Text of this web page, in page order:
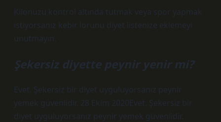
Kilonuzu kontrol altında tutmak veya spor yapmak
istiyorsanız kebir lorunu diyet listenize eklemeyi
unutmayın.
Şekersiz diyette peynir yenir mi?
Evet. Şekersiz bir diyet uyguluyorsanız peynir
yemek güvenlidir. 28 Ekim 2020Evet. Şekersiz bir
diyet uyguluyorsanız peynir yemek güvenlidir.